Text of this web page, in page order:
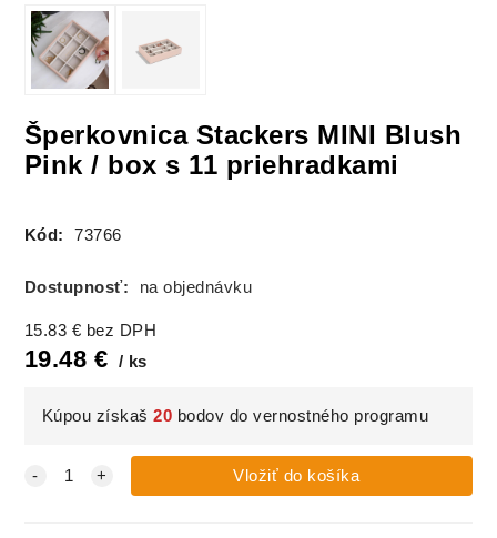
Šperkovnica Stackers MINI Blush
Pink / box s 11 priehradkami
Kód: 73766
Dostupnosť: na objednávku
15.83 € bez DPH
19.48 € ks
Kúpou získaš20 bodov do vernostného programu